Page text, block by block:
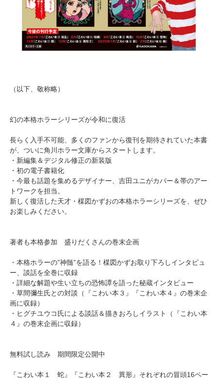
（以下、敬称略）
幻の本格ホラーシリーズが令和に復活
長らく入手不可能、多くのファンから復刊を期待されていた本書
が、ついに角川ホラー文庫からスタートします。
・新編集＆デジタル修正の新装版
・初の電子書籍化
・今最も話題を集めるデザイナー、吉田ユニがカバー＆帯のアー
トワークを担当。
新しく復活した天才・楳図かずおの本格ホラーシリーズを、ぜひ
お楽しみください。
著者も本格参加 盛りだくさんの巻末企画
・本格ホラーの”神髄”を語る！楳図かずお取り下ろしインタビュ
ー、談話を全巻に収録
・詳細な解題や生い立ちの恐怖譚を語った秘蔵インタビュー
・草間彌生氏との対談（『こわい本３』『こわい本４』の巻末企
画に収録）
・ヒグチユウコ氏による談話＆描きおろしイラスト（『こわい本
４』の巻末企画に収録）
無料試し読み 期間限定公開中
『こわい本１ 蛇』『こわい本２ 異形』それぞれの冒頭16ペー